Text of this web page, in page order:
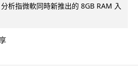
析指微軟同時新推出的 8GB RAM 入